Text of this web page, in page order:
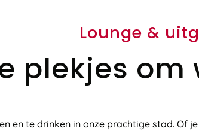
Lounge &
plekjes om
en te drinken in onze prachtige stad. Of